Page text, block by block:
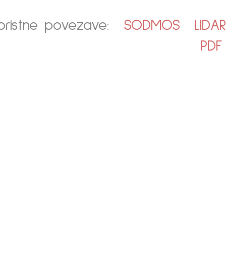
povezave: SODMOS